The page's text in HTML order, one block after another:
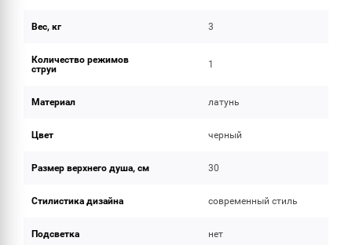
Вес, кг 3
Количество режимов
струи
1
Материал латунь
Цвет черный
Размер верхнего душа, см 30
Стилистика дизайна современный стиль
Подсветка нет